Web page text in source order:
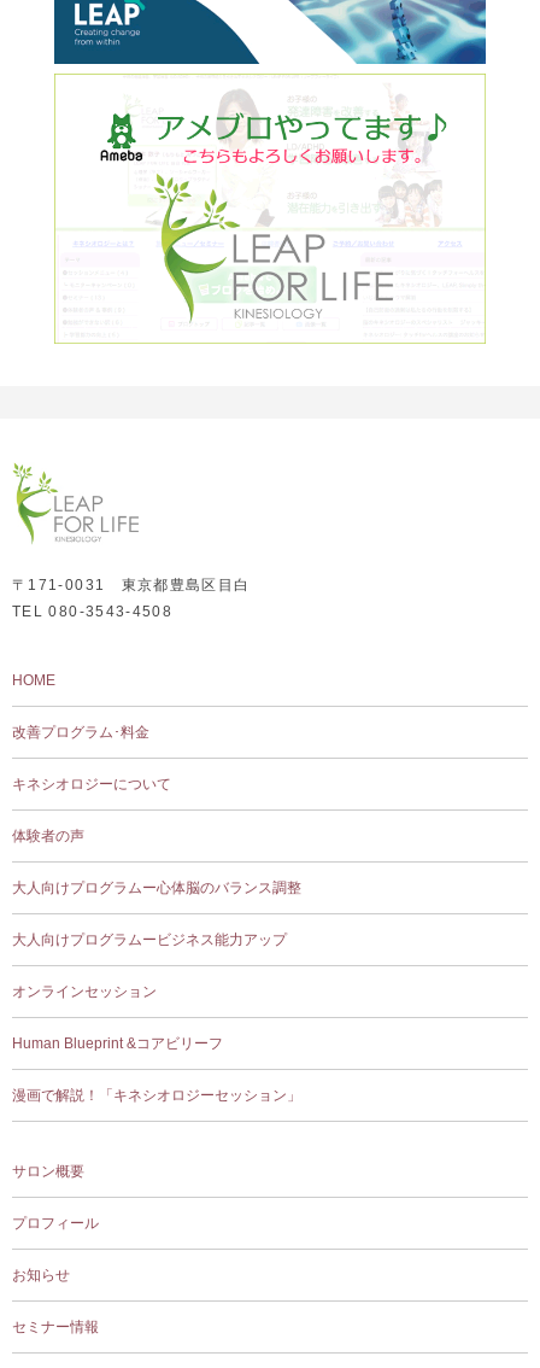
〒171-0031 東京都豊島区目白
TEL 080-3543-4508
HOME
改善プログラム･料金
キネシオロジーについて
体験者の声
大人向けプログラムー心体脳のバランス調整
大人向けプログラムービジネス能力アップ
オンラインセッション
Human Blueprint &コアビリーフ
漫画で解説！「キネシオロジーセッション」
サロン概要
プロフィール
お知らせ
セミナー情報